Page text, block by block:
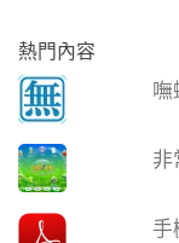
熱門內容
嘸
非
手